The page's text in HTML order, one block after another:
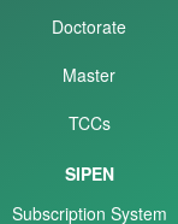
Doctorate
Master
TCCs
SIPEN
Subscription System